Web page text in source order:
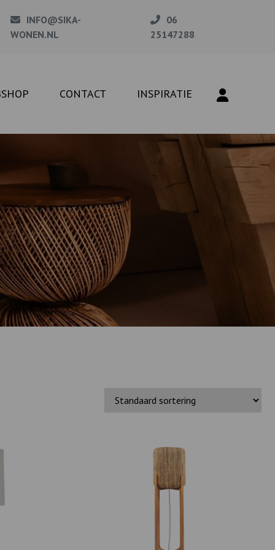
INFO@SIKA-
WONEN.NL
06
25147288
CONTACT INSPIRATIE